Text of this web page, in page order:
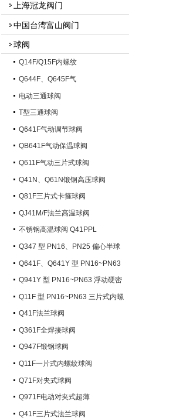
上海冠龙阀门
中国台湾富山阀门
球阀
Q14F/Q15F内螺纹
Q644F、Q645F气
电动三通球阀
T型三通球阀
Q641F气动调节球阀
QB641F气动保温球阀
Q611F气动三片式球阀
Q41N、Q61N锻钢高压球阀
Q81F三片式卡箍球阀
QJ41M/F法兰高温球阀
不锈钢高温球阀 Q41PPL
Q347 型 PN16、PN25 偏心半球
阀Q641F、Q641Y 型 PN16~PN63
气动球阀
Q941Y 型 PN16~PN63 浮动硬密
封电动球阀
Q11F 型 PN16~PN63 三片式内螺
纹球阀
Q41F法兰球阀
Q361F全焊接球阀
Q947F锻钢球阀
Q11F一片式内螺纹球阀
Q71F对夹式球阀
Q971F电动对夹式超薄
Q41F三片式法兰球阀